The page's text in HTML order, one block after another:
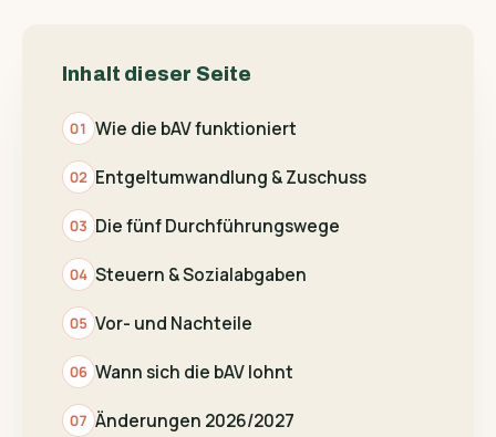
Inhalt dieser Seite
Wie die bAV funktioniert
Entgeltumwandlung & Zuschuss
Die fünf Durchführungswege
Steuern & Sozialabgaben
Vor- und Nachteile
Wann sich die bAV lohnt
Änderungen 2026/2027